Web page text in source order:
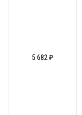
5 682 ₽